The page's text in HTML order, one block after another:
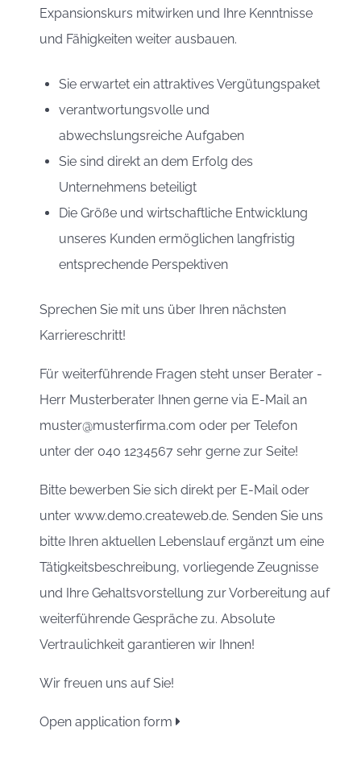
Expansionskurs mitwirken und Ihre Kenntnisse
und Fähigkeiten weiter ausbauen.
Sie erwartet ein attraktives Vergütungspaket
verantwortungsvolle und
abwechslungsreiche Aufgaben
Sie sind direkt an dem Erfolg des
Unternehmens beteiligt
Die Größe und wirtschaftliche Entwicklung
unseres Kunden ermöglichen langfristig
entsprechende Perspektiven
Sprechen Sie mit uns über Ihren nächsten
Karriereschritt!
Für weiterführende Fragen steht unser Berater -
Herr Musterberater Ihnen gerne via E-Mail an
muster@musterfirma.com oder per Telefon
unter der 040 1234567 sehr gerne zur Seite!
Bitte bewerben Sie sich direkt per E-Mail oder
unter www.demo.createweb.de. Senden Sie uns
bitte Ihren aktuellen Lebenslauf ergänzt um eine
Tätigkeitsbeschreibung, vorliegende Zeugnisse
und Ihre Gehaltsvorstellung zur Vorbereitung auf
weiterführende Gespräche zu. Absolute
Vertraulichkeit garantieren wir Ihnen!
Wir freuen uns auf Sie!
Open application form